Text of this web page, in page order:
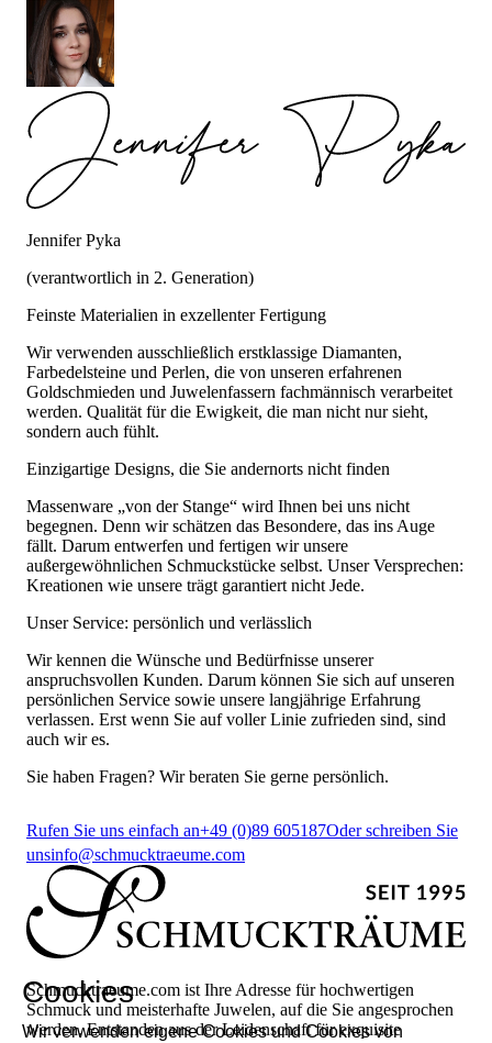
Jennifer Pyka
(verantwortlich in 2. Generation)
Feinste Materialien in exzellenter Fertigung
Wir verwenden ausschließlich erstklassige Diamanten,
Farbedelsteine und Perlen, die von unseren erfahrenen
Goldschmieden und Juwelenfassern fachmännisch verarbeitet
werden. Qualität für die Ewigkeit, die man nicht nur sieht,
sondern auch fühlt.
Einzigartige Designs, die Sie andernorts nicht finden
Massenware „von der Stange“ wird Ihnen bei uns nicht
begegnen. Denn wir schätzen das Besondere, das ins Auge
fällt. Darum entwerfen und fertigen wir unsere
außergewöhnlichen Schmuckstücke selbst. Unser Versprechen:
Kreationen wie unsere trägt garantiert nicht Jede.
Unser Service: persönlich und verlässlich
Wir kennen die Wünsche und Bedürfnisse unserer
anspruchsvollen Kunden. Darum können Sie sich auf unseren
persönlichen Service sowie unsere langjährige Erfahrung
verlassen. Erst wenn Sie auf voller Linie zufrieden sind, sind
auch wir es.
Sie haben Fragen? Wir beraten Sie gerne persönlich.
Rufen Sie uns einfach an+49 (0)89 605187Oder schreiben Sie
unsinfo@schmucktraeume.com
Schmucktraeume.com ist Ihre Adresse für hochwertigen
Schmuck und meisterhafte Juwelen, auf die Sie angesprochen
werden. Entstanden aus der Leidenschaft für exquisite
Cookies
Wir verwenden eigene Cookies und Cookies von